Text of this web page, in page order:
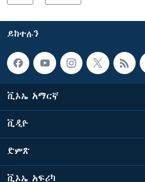
ይከተሉን
ቪኦኤ አማርኛ
ቪዲዮ
ድምጽ
ቪኦኤ አፍሪካ